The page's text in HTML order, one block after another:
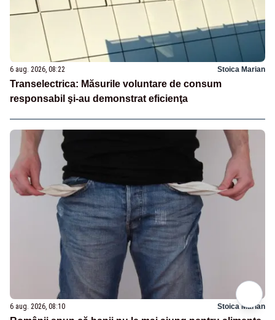
6 aug. 2026, 08:22 Stoica Marian
Transelectrica: Măsurile voluntare de consum
responsabil şi-au demonstrat eficienţa
6 aug. 2026, 08:10 Stoica Marian